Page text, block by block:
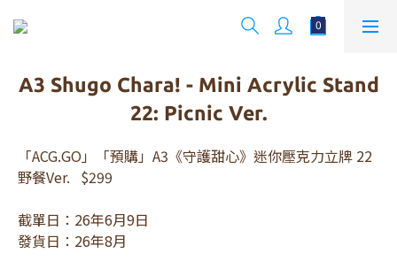
A3 Shugo Chara! - Mini Acrylic Stand
22: Picnic Ver.
「ACG.GO」「預購」A3《守護甜心》迷你壓克力立牌 22
野餐Ver.   $299
截單日：26年6月9日
發貨日：26年8月